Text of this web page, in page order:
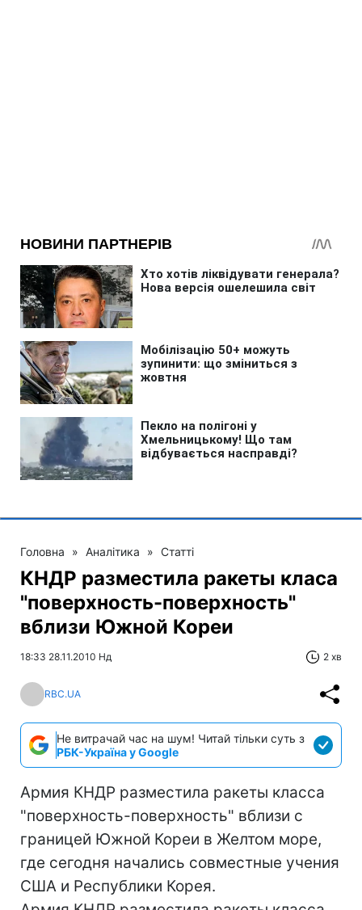
Головна » Аналітика » Статті
КНДР разместила ракеты класа
"поверхность-поверхность"
вблизи Южной Кореи
18:33 28.11.2010 Нд 2 хв
RBC.UA
Не витрачай час на шум! Читай тільки суть з
РБК-Україна у Google
Армия КНДР разместила ракеты класса
"поверхность-поверхность" вблизи с
границей Южной Кореи в Желтом море,
где сегодня начались совместные учения
США и Республики Корея.